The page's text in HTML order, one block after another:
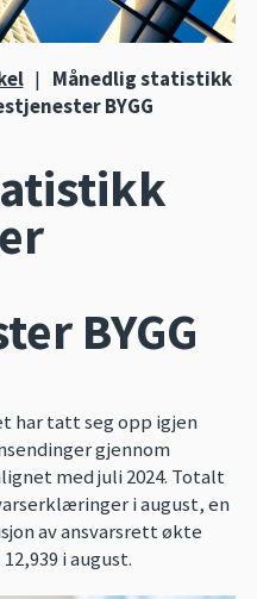
| Månedlig statistikk
BYGG
BYGG
har tatt seg opp igjen
gjennom
med juli 2024. Totalt
i august, en
av ansvarsrett økte
i august.